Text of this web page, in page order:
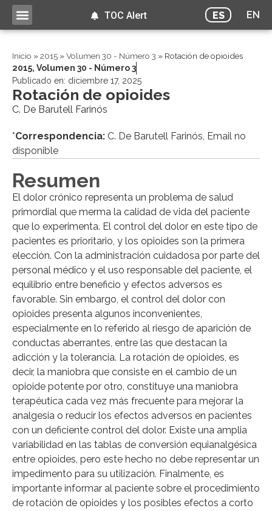
ES EN
TOC Alert
Inicio »2015 »Volumen 30 - Número 3 » Rotación de opioides
2015, Volumen 30 - Número 3
Publicado en: diciembre 17, 2025
Rotación de opioides
C. De Barutell Farinós
*Correspondencia: C. De Barutell Farinós, Email no
disponible
Resumen
El dolor crónico representa un problema de salud
primordial que merma la calidad de vida del paciente
que lo experimenta. El control del dolor en este tipo de
pacientes es prioritario, y los opioides son la primera
elección. Con la administración cuidadosa por parte del
personal médico y el uso responsable del paciente, el
equilibrio entre beneficio y efectos adversos es
favorable. Sin embargo, el control del dolor con
opioides presenta algunos inconvenientes,
especialmente en lo referido al riesgo de aparición de
conductas aberrantes, entre las que destacan la
adicción y la tolerancia. La rotación de opioides, es
decir, la maniobra que consiste en el cambio de un
opioide potente por otro, constituye una maniobra
terapéutica cada vez más frecuente para mejorar la
analgesia o reducir los efectos adversos en pacientes
con un deficiente control del dolor. Existe una amplia
variabilidad en las tablas de conversión equianalgésica
entre opioides, pero este hecho no debe representar un
impedimento para su utilización. Finalmente, es
importante informar al paciente sobre el procedimiento
de rotación de opioides y los posibles efectos a corto